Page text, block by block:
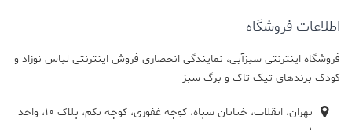
اطلاعات فروشگاه
فروشگاه اینترنتی سبزآبی، نمایندگی انحصاری فروش اینترنتی لباس نوزاد و
کودک برندهای تیک تاک و برگ سبز
تهران، انقلاب، خیابان سپاه، کوچه غفوری، کوچه یکم، پلاک 10، واحد